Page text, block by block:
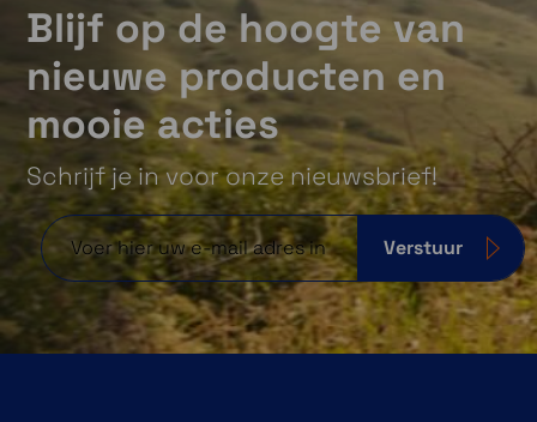
Blijf op de hoogte van
nieuwe producten en
mooie acties
Schrijf je in voor onze nieuwsbrief!
Verstuur